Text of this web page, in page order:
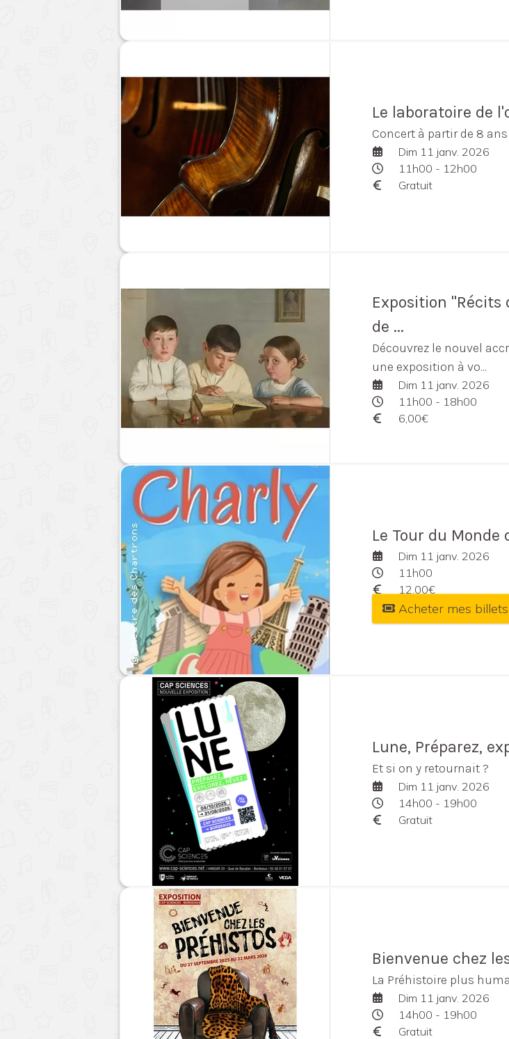
Le laboratoire de
Concert à partir de 8
Dim 11 janv. 2026
11h00 - 12h00
Gratuit
Exposition "Récits
de ...
Découvrez le nouvel
une exposition à vo...
Dim 11 janv. 2026
11h00 - 18h00
6,00€
Le Tour du Monde
Dim 11 janv. 2026
11h00
12,00€
Acheter mes billets
Lune, Préparez,
Et si on y retournait ?
Dim 11 janv. 2026
14h00 - 19h00
Gratuit
Bienvenue chez
La Préhistoire plus
Dim 11 janv. 2026
14h00 - 19h00
Gratuit